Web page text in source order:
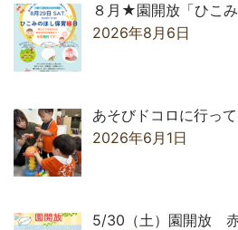
８月★園開放「ひこみ
2026年8月6日
あそびドコロに行っ
2026年6月1日
5/30（土）園開放